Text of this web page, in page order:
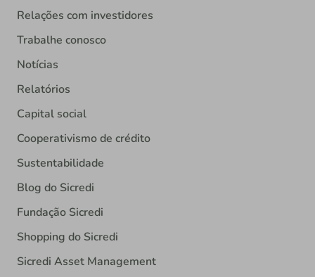
Relações com investidores
Trabalhe conosco
Notícias
Relatórios
Capital social
Cooperativismo de crédito
Sustentabilidade
Blog do Sicredi
Fundação Sicredi
Shopping do Sicredi
Sicredi Asset Management